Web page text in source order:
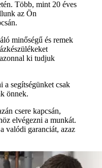
Több, mint 20 éves
az Ön
minőségű és remek
ki tudjuk
a segítségünket csak
önnek.
csere kapcsán,
elvégezni a munkát.
valódi garanciát, azaz